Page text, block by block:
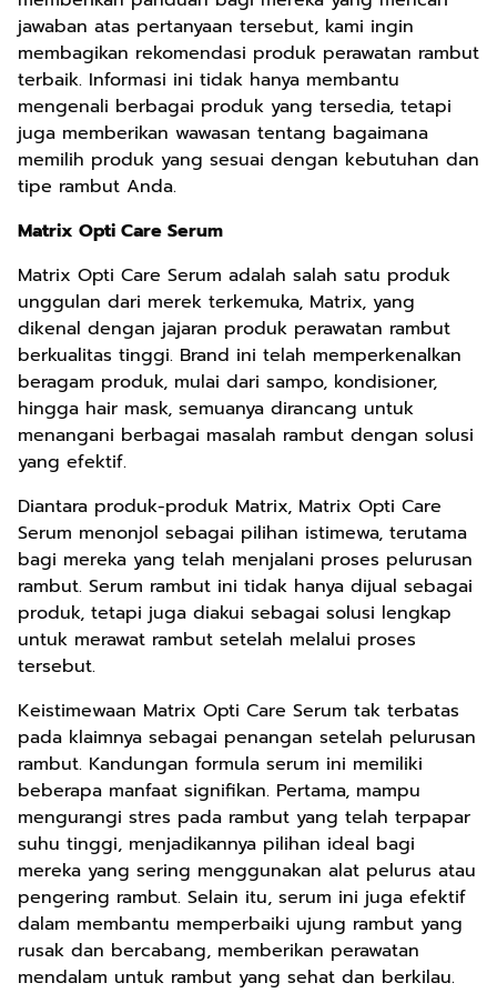
jawaban atas pertanyaan tersebut, kami ingin
membagikan rekomendasi produk perawatan rambut
terbaik. Informasi ini tidak hanya membantu
mengenali berbagai produk yang tersedia, tetapi
juga memberikan wawasan tentang bagaimana
memilih produk yang sesuai dengan kebutuhan dan
tipe rambut Anda.
Matrix Opti Care Serum
Matrix Opti Care Serum adalah salah satu produk
unggulan dari merek terkemuka, Matrix, yang
dikenal dengan jajaran produk perawatan rambut
berkualitas tinggi. Brand ini telah memperkenalkan
beragam produk, mulai dari sampo, kondisioner,
hingga hair mask, semuanya dirancang untuk
menangani berbagai masalah rambut dengan solusi
yang efektif.
Diantara produk-produk Matrix, Matrix Opti Care
Serum menonjol sebagai pilihan istimewa, terutama
bagi mereka yang telah menjalani proses pelurusan
rambut. Serum rambut ini tidak hanya dijual sebagai
produk, tetapi juga diakui sebagai solusi lengkap
untuk merawat rambut setelah melalui proses
tersebut.
Keistimewaan Matrix Opti Care Serum tak terbatas
pada klaimnya sebagai penangan setelah pelurusan
rambut. Kandungan formula serum ini memiliki
beberapa manfaat signifikan. Pertama, mampu
mengurangi stres pada rambut yang telah terpapar
suhu tinggi, menjadikannya pilihan ideal bagi
mereka yang sering menggunakan alat pelurus atau
pengering rambut. Selain itu, serum ini juga efektif
dalam membantu memperbaiki ujung rambut yang
rusak dan bercabang, memberikan perawatan
mendalam untuk rambut yang sehat dan berkilau.